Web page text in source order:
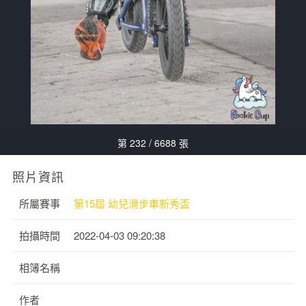
第 232 / 6688 張
照片資訊
所屬賽事 第15屆 幼兒滑步車新秀盃
拍攝時間 2022-04-03 09:20:38
相簿名稱
作者